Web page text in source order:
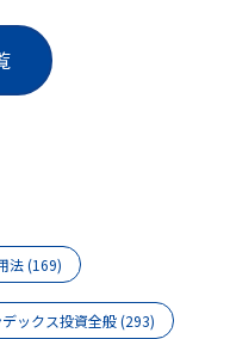
法(169)
ックス投資全般(293)